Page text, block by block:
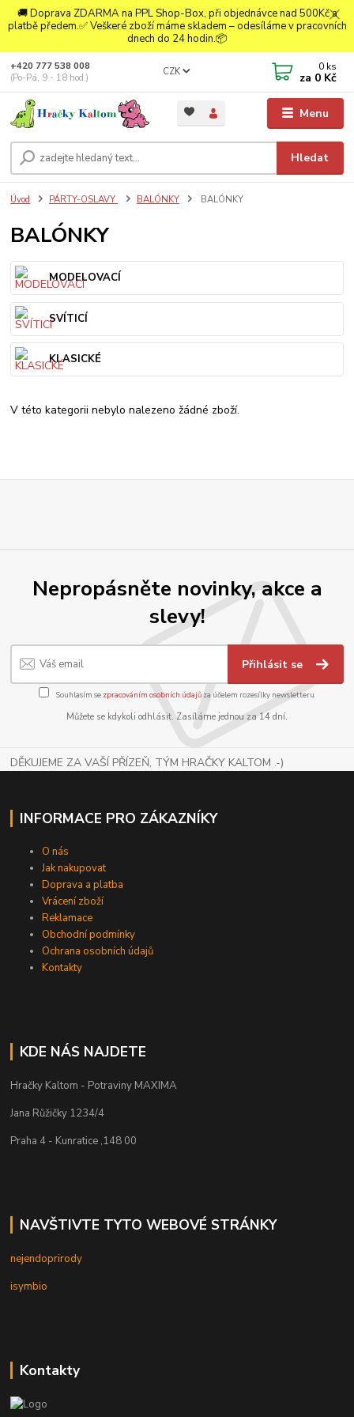
🚚 Doprava ZDARMA na PPL Shop-Box, při objednávce nad 500Kč a
platbě předem.✅ Veškeré zboží máme skladem – odesíláme v pracovních
dnech do 24 hodin.📦
Menu
CZK
Hledat
+420 777 538 008
(Po-Pá, 9 - 18 hod.)
0 ks
za 0 Kč
Úvod PÁRTY-OSLAVY BALÓNKY BALÓNKY
BALÓNKY
MODELOVACÍ
SVÍTICÍ
KLASICKÉ
V této kategorii nebylo nalezeno žádné zboží.
Nepropásněte novinky, akce a
slevy!
Přihlásit se
Souhlasím se zpracováním osobních údajůza účelem rozesílky newsletteru.
Můžete se kdykoli odhlásit. Zasíláme jednou za 14 dní.
DĚKUJEME ZA VAŠÍ PŘÍZEŇ, TÝM HRAČKY KALTOM .-)
INFORMACE PRO ZÁKAZNÍKY
O nás
Jak nakupovat
Doprava a platba
Vrácení zboží
Reklamace
Obchodní podmínky
Ochrana osobních údajů
Kontakty
KDE NÁS NAJDETE
Hračky Kaltom - Potraviny MAXIMA
Jana Růžičky 1234/4
Praha 4 - Kunratice ,148 00
NAVŠTIVTE TYTO WEBOVÉ STRÁNKY
nejendoprirody
isymbio
Kontakty